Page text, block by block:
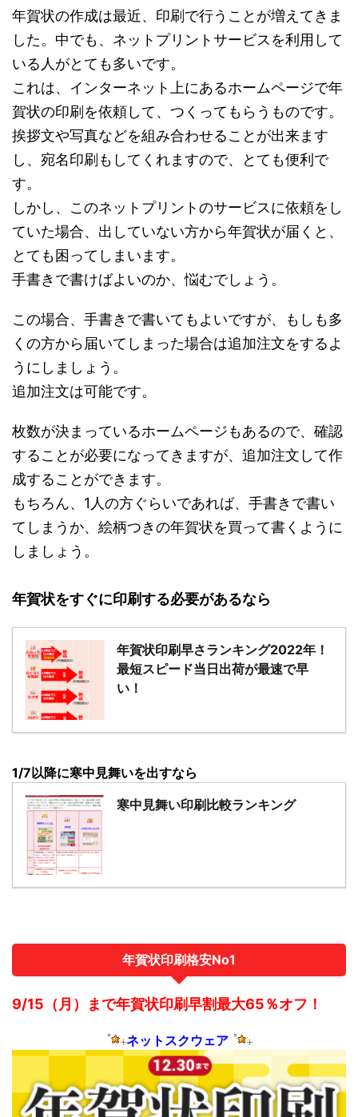
年賀状の作成は最近、印刷で行うことが増えてきま
した。中でも、ネットプリントサービスを利用して
いる人がとても多いです。
これは、インターネット上にあるホームページで年
賀状の印刷を依頼して、つくってもらうものです。
挨拶文や写真などを組み合わせることが出来ます
し、宛名印刷もしてくれますので、とても便利で
す。
しかし、このネットプリントのサービスに依頼をし
ていた場合、出していない方から年賀状が届くと、
とても困ってしまいます。
手書きで書けばよいのか、悩むでしょう。
この場合、手書きで書いてもよいですが、もしも多
くの方から届いてしまった場合は追加注文をするよ
うにしましょう。
追加注文は可能です。
枚数が決まっているホームページもあるので、確認
することが必要になってきますが、追加注文して作
成することができます。
もちろん、1人の方ぐらいであれば、手書きで書い
てしまうか、絵柄つきの年賀状を買って書くように
しましょう。
年賀状をすぐに印刷する必要があるなら
年賀状印刷早さランキング2022年！
最短スピード当日出荷が最速で早
い！
1/7以降に寒中見舞いを出すなら
寒中見舞い印刷比較ランキング
年賀状印刷格安No1
9/15（月）まで年賀状印刷早割最大65％オフ！
ネットスクウェア